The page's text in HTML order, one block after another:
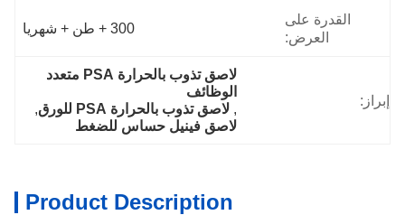
القدرة على
العرض:
300 + طن + شهريا
إبراز:
لاصق تذوب بالحرارة PSA متعدد
الوظائف
, لاصق تذوب بالحرارة PSA للورق
,
لاصق فينيل حساس للضغط
Product Description